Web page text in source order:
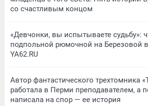
со счастливым концом
«Девчонки, вы испытываете судьбу»:
подпольной рюмочной на Березовой
YA62.RU
Автор фантастического трехтомника
работала в Перми преподавателем, а
написала на спор — ее история